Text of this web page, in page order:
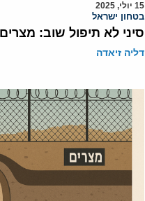
15 יולי, 2025
בטחון ישראל
סיני לא תיפול שוב:
דליה זיאדה